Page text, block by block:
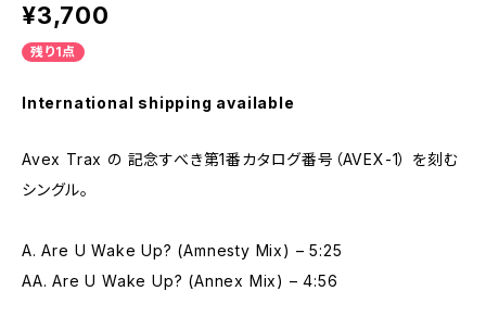
¥3,700
残り1点
International shipping available
Avex Trax の 記念すべき第1番カタログ番号（AVEX-1） を刻む
シングル。
A. Are U Wake Up? (Amnesty Mix) – 5:25
AA. Are U Wake Up? (Annex Mix) – 4:56